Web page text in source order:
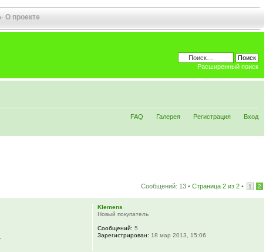
О проекте
Расширенный поиск
FAQ Галерея Регистрация Вход
Сообщений: 13 • Страница 2 из 2 • 1 2
Klemens
Новый покупатель
Сообщений: 5
Зарегистрирован: 18 мар 2013, 15:06